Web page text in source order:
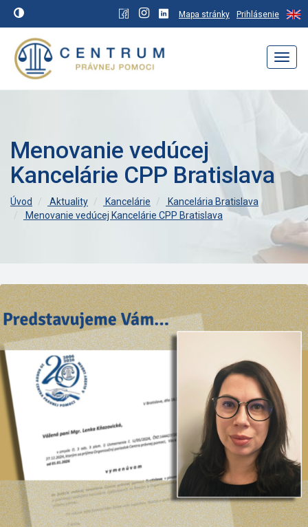
Mapa stránky Prihlásenie
Menovanie vedúcej
Kancelárie CPP Bratislava
Úvod Aktuality Kancelárie
Kancelária Bratislava
Menovanie vedúcej Kancelárie CPP Bratislava